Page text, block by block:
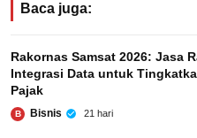
Baca juga:
Rakornas Samsat 2026: Jasa
Integrasi Data untuk
Pajak
B Bisnis 21 hari